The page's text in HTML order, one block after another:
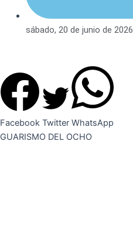
sábado, 20 de junio de 2026
Facebook Twitter WhatsApp
GUARISMO DEL OCHO